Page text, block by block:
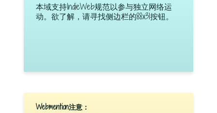
本域支持IndieWeb规范以参与独立网络运
动。欲了解，请寻找侧边栏的88x31按钮。
Webmention注意：